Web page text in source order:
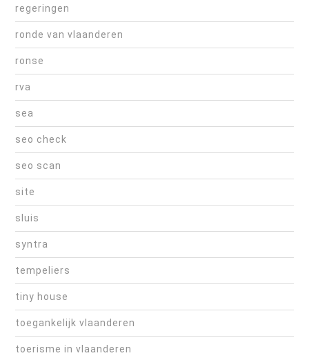
regeringen
ronde van vlaanderen
ronse
rva
sea
seo check
seo scan
site
sluis
syntra
tempeliers
tiny house
toegankelijk vlaanderen
toerisme in vlaanderen